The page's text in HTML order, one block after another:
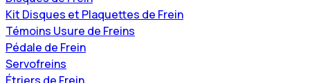
Kit Disques et Plaquettes de Frein
Témoins Usure de Freins
Pédale de Frein
Servofreins